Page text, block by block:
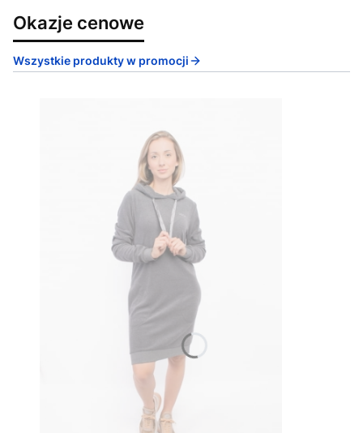
Okazje cenowe
Wszystkie produkty w promocji